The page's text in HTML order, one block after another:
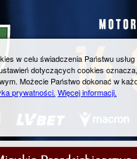
w celu świadczenia Państwu
dotyczących cookies
Możecie Państwo dokonać w
prywatności. Więcej informacji.